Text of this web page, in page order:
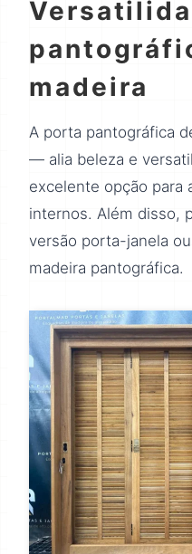
madeira
A porta pantográfica
— alia beleza e
excelente opção para
internos. Além disso,
versão porta-janela
madeira pantográfica.